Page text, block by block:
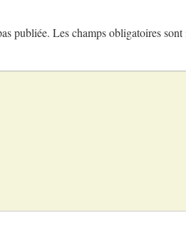
publiée. Les champs obligatoires sont